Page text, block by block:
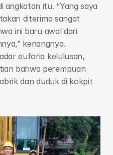
angkatan itu. “Yang saya
diterima sangat
ini baru awal dari
kenangnya.
euforia kelulusan,
bahwa perempuan
dan duduk di kokpit